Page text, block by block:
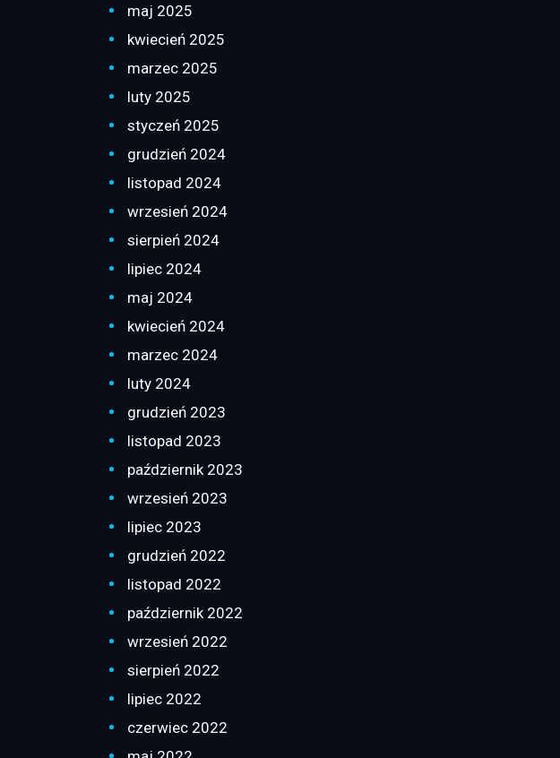
maj 2025
kwiecień 2025
marzec 2025
luty 2025
styczeń 2025
grudzień 2024
listopad 2024
wrzesień 2024
sierpień 2024
lipiec 2024
maj 2024
kwiecień 2024
marzec 2024
luty 2024
grudzień 2023
listopad 2023
październik 2023
wrzesień 2023
lipiec 2023
grudzień 2022
listopad 2022
październik 2022
wrzesień 2022
sierpień 2022
lipiec 2022
czerwiec 2022